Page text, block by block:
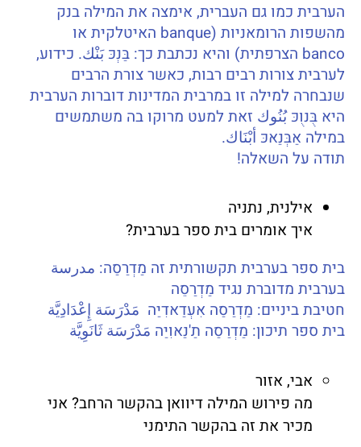
הערבית כמו גם העברית, אימצה את המילה בנק
מהשפות הרומאניות (banque האיטלקית או
banco הצרפתית) והיא נכתבת כך: בַּנְכּ بَنْك. כידוע,
לערבית צורות רבים רבות, כאשר צורת הרבים
שנבחרה למילה זו במרבית המדינות דוברות הערבית
היא בֻּנוֻכּ بُنُوك זאת למעט מרוקו בה משתמשים
במילה אַבְּנַאכּ أبْنَاك.
תודה על השאלה!
אילנית, נתניה
איך אומרים בית ספר בערבית?
בית ספר בערבית תקשורתית זה מַדְרַסַה: مدرسة
בערבית מדוברת נגיד מַדְרַסֵה
חטיבת ביניים: מַדְרַסַה אִעְדַאדִיַה مَدْرَسَة إِعْدَادِيَّة
בית ספר תיכון: מַדְרַסַה תַ'נַאוִיַה مَدْرَسَة ثَانَوِيَّة
אבי, אזור
מה פירוש המילה דיוואן בהקשר הרחב? אני
מכיר את זה בהקשר התימני